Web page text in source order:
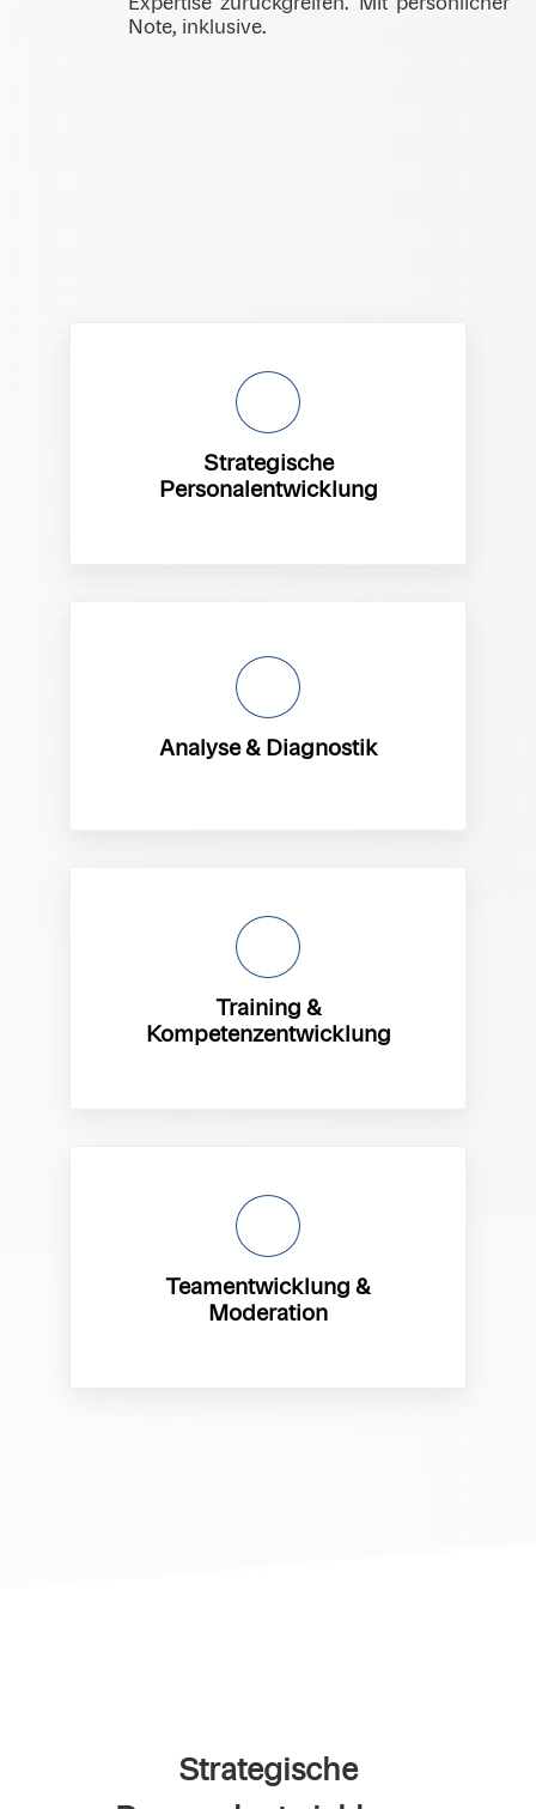
Note, inklusive.
Strategische
Personalentwicklung
Analyse & Diagnostik
Training &
Kompetenzentwicklung
Teamentwicklung &
Moderation
Strategische